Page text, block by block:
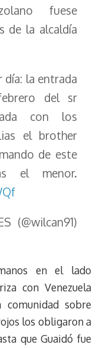
fuese
de la alcaldía
día: la entrada
del sr
con los
el brother
de este
el menor.
(@wilcan91)
en el lado
con Venezuela
sobre
los obligaron a
que Guaidó fue